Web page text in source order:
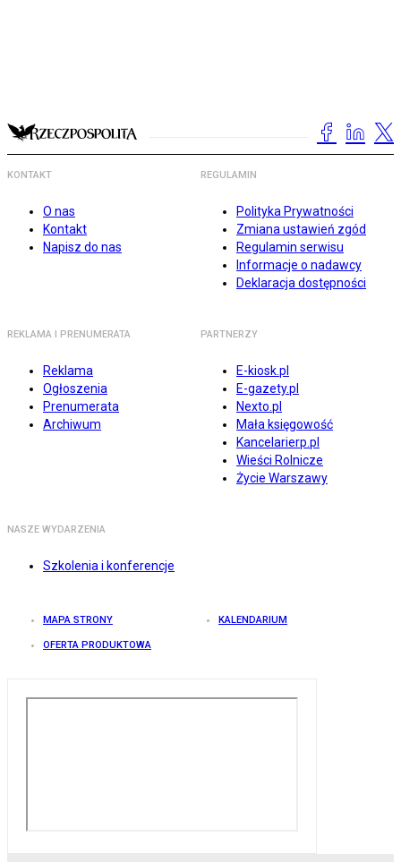
KONTAKT
O nas
Kontakt
Napisz do nas
REGULAMIN
Polityka Prywatności
Zmiana ustawień zgód
Regulamin serwisu
Informacje o nadawcy
Deklaracja dostępności
REKLAMA I PRENUMERATA
Reklama
Ogłoszenia
Prenumerata
Archiwum
PARTNERZY
E-kiosk.pl
E-gazety.pl
Nexto.pl
Mała księgowość
Kancelarierp.pl
Wieści Rolnicze
Życie Warszawy
NASZE WYDARZENIA
Szkolenia i konferencje
MAPA STRONY KALENDARIUM
OFERTA PRODUKTOWA